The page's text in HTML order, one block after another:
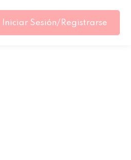
Iniciar Sesión/Registrarse